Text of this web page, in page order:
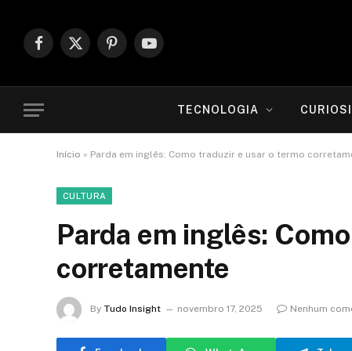
Facebook
X
PinterestYouTube
TECNOLOGIA
Início » Parda em inglês: Como traduzir e usar o termo
CULTURA
Parda em inglês:
corretamente
By Tudo Insight novembro 17, 2025 Nenhum